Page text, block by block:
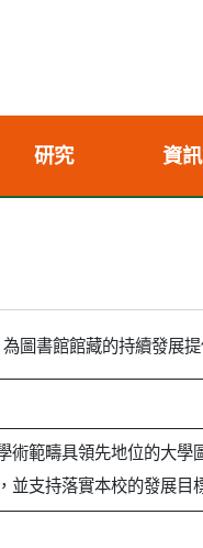
研究 資
圖書館館藏的持續發展
術範疇具領先地位的大
支持落實本校的發展目